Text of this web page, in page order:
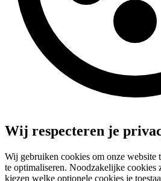
Wij respecteren je
Wij gebruiken cookies om onze website
te optimaliseren. Noodzakelijke
kiezen welke optionele cookies je